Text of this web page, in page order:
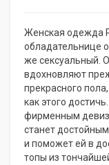
Женская одежда
обладательнице
же сексуальный.
вдохновляют
прекрасного
как этого
фирменным
станет
и поможет ей в
топы из